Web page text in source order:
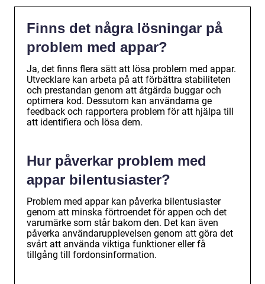
Finns det några lösningar på
problem med appar?
Ja, det finns flera sätt att lösa problem med appar.
Utvecklare kan arbeta på att förbättra stabiliteten
och prestandan genom att åtgärda buggar och
optimera kod. Dessutom kan användarna ge
feedback och rapportera problem för att hjälpa till
att identifiera och lösa dem.
Hur påverkar problem med
appar bilentusiaster?
Problem med appar kan påverka bilentusiaster
genom att minska förtroendet för appen och det
varumärke som står bakom den. Det kan även
påverka användarupplevelsen genom att göra det
svårt att använda viktiga funktioner eller få
tillgång till fordonsinformation.